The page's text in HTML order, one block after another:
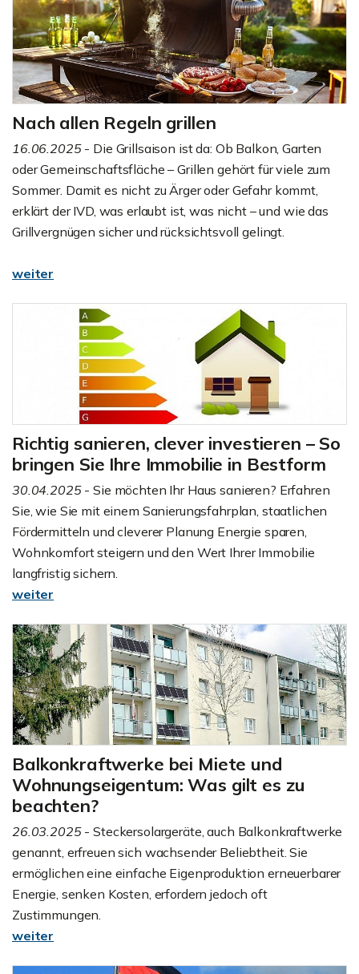
Nach allen Regeln grillen
16.06.2025- Die Grillsaison ist da: Ob Balkon, Garten
oder Gemeinschaftsfläche – Grillen gehört für viele zum
Sommer. Damit es nicht zu Ärger oder Gefahr kommt,
erklärt der IVD, was erlaubt ist, was nicht – und wie das
Grillvergnügen sicher und rücksichtsvoll gelingt.
weiter
Richtig sanieren, clever investieren – So
bringen Sie Ihre Immobilie in Bestform
30.04.2025- Sie möchten Ihr Haus sanieren? Erfahren
Sie, wie Sie mit einem Sanierungsfahrplan, staatlichen
Fördermitteln und cleverer Planung Energie sparen,
Wohnkomfort steigern und den Wert Ihrer Immobilie
langfristig sichern.
weiter
Balkonkraftwerke bei Miete und
Wohnungseigentum: Was gilt es zu
beachten?
26.03.2025- Steckersolargeräte, auch Balkonkraftwerke
genannt, erfreuen sich wachsender Beliebtheit. Sie
ermöglichen eine einfache Eigenproduktion erneuerbarer
Energie, senken Kosten, erfordern jedoch oft
Zustimmungen.
weiter